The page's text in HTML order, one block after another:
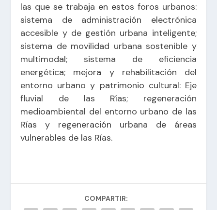
las que se trabaja en estos foros urbanos:
sistema de administración electrónica
accesible y de gestión urbana inteligente;
sistema de movilidad urbana sostenible y
multimodal; sistema de eficiencia
energética; mejora y rehabilitación del
entorno urbano y patrimonio cultural: Eje
fluvial de las Rías; regeneración
medioambiental del entorno urbano de las
Rías y regeneración urbana de áreas
vulnerables de las Rías.
COMPARTIR: